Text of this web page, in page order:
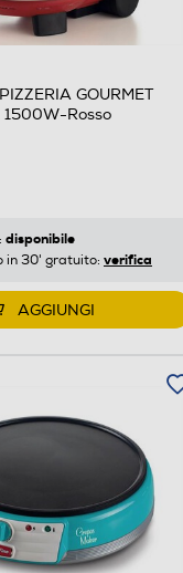
GOURMET
1500W-Rosso
disponibile
in 30' gratuito: verifica
AGGIUNGI